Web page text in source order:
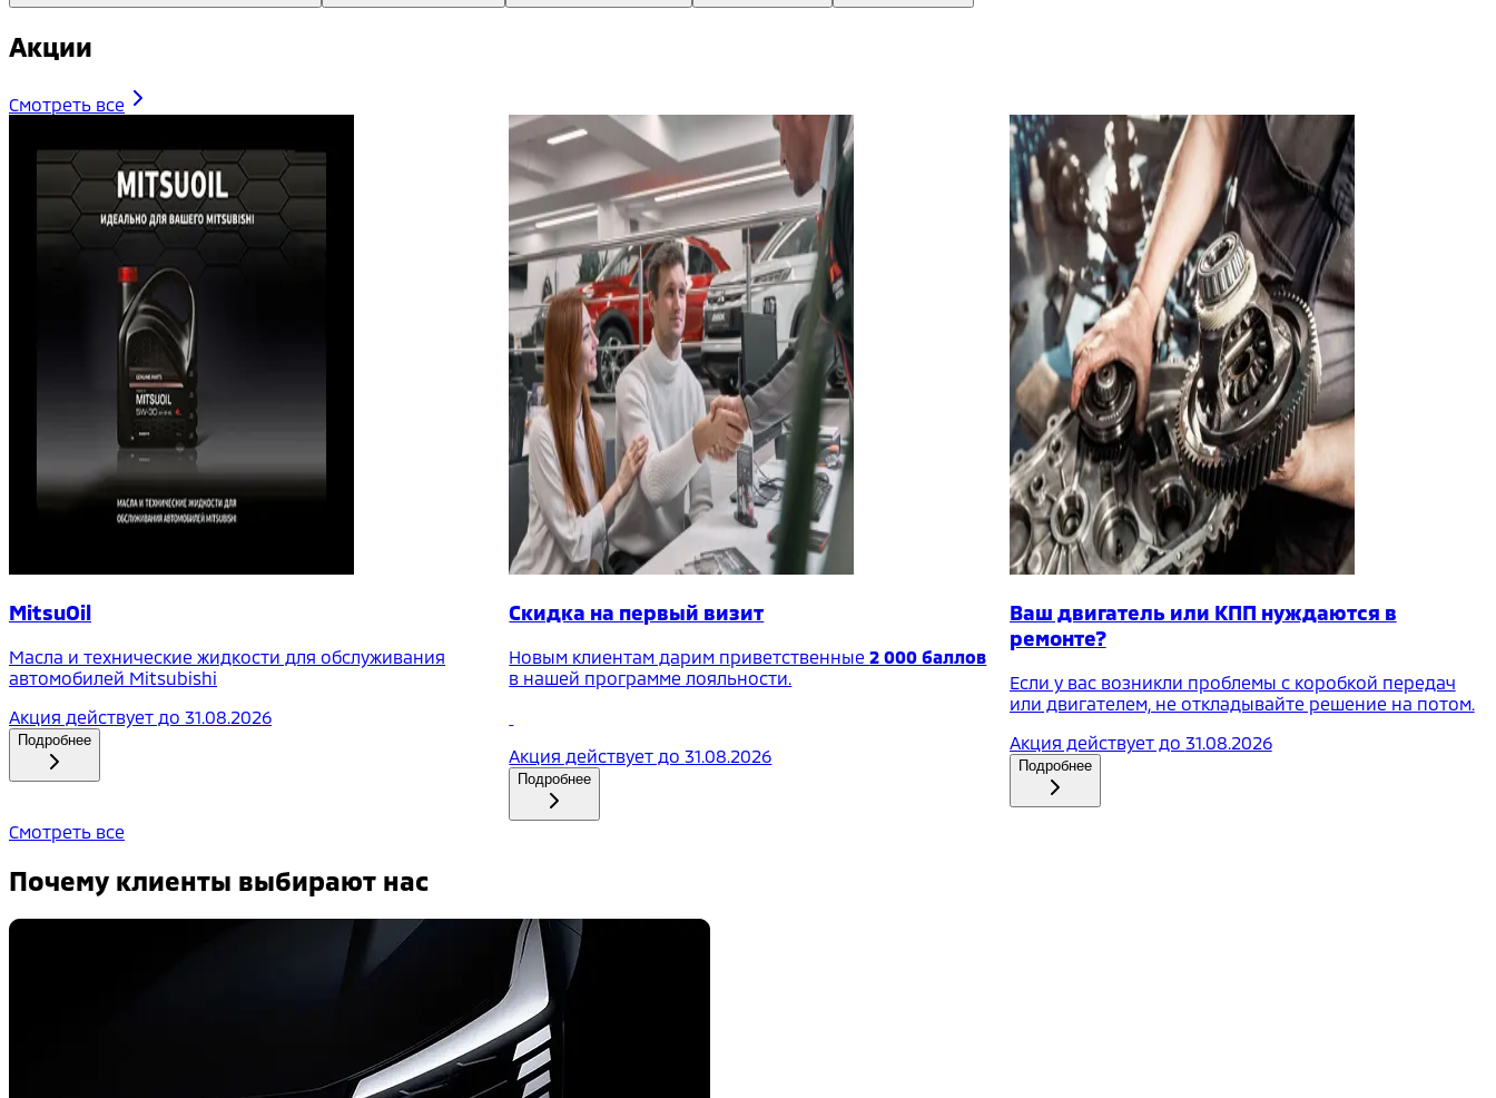
Акции
Смотреть все
MitsuOil
Масла и технические жидкости для обслуживания
автомобилей Mitsubishi
Акция действует до 31.08.2026
Подробнее
Скидка на первый визит
Новым клиентам дарим приветственные2 000 баллов
в нашей программе лояльности.
Акция действует до31.08.2026
Подробнее
Ваш двигатель или КПП нуждаются в
ремонте?
Если у вас возникли проблемы с коробкой передач
или двигателем, не откладывайте решение на потом.
Акция действует до 31.08.2026
Подробнее
Смотреть все
Почему клиенты выбирают нас